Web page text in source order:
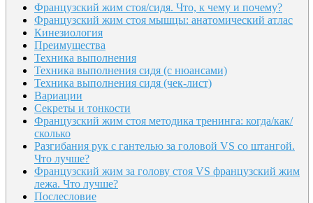
Французский жим стоя/сидя. Что, к чему и почему?
Французский жим стоя мышцы: анатомический атлас
Кинезиология
Преимущества
Техника выполнения
Техника выполнения сидя (с нюансами)
Техника выполнения сидя (чек-лист)
Вариации
Секреты и тонкости
Французский жим стоя ме­тоди­ка тре­нин­га: ког­да/как/
сколь­ко
Разгибания рук с гантелью за головой VS со штангой.
Что лучше?
Французский жим за голову стоя VS французский жим
лежа. Что лучше?
Послесловие